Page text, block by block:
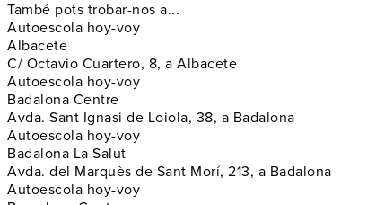
També pots trobar-nos a...
Autoescola hoy-voy
Albacete
C/ Octavio Cuartero, 8, a Albacete
Autoescola hoy-voy
Badalona Centre
Avda. Sant Ignasi de Loiola, 38, a Badalona
Autoescola hoy-voy
Badalona La Salut
Avda. del Marquès de Sant Morí, 213, a Badalona
Autoescola hoy-voy